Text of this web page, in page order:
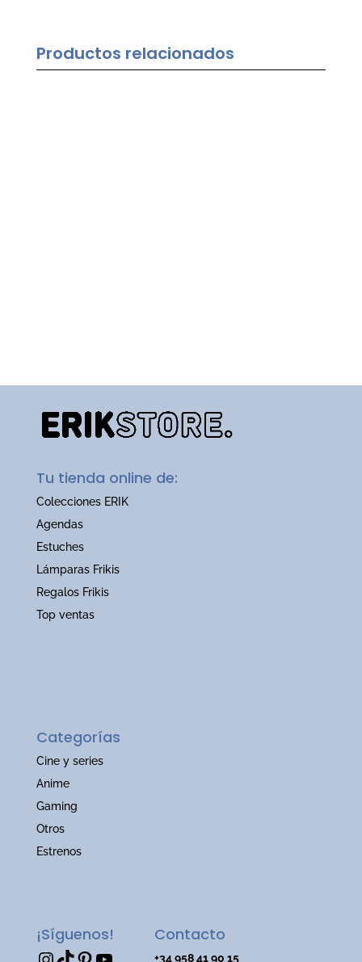
Productos relacionados
Tu tienda online de:
Colecciones ERIK
Agendas
Estuches
Lámparas Frikis
Regalos Frikis
Top ventas
Categorías
Cine y series
Anime
Gaming
Otros
Estrenos
¡Síguenos! Contacto
+34 958 41 90 15